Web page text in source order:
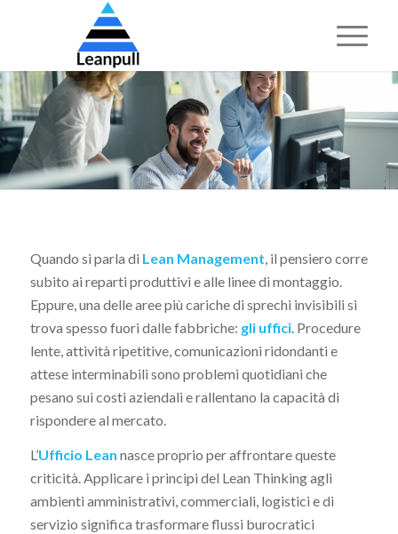
Quando si parla di Lean Management , il pensiero corre
subito ai reparti produttivi e alle linee di montaggio.
Eppure, una delle aree più cariche di sprechi invisibili si
trova spesso fuori dalle fabbriche: gli uffici. Procedure
lente, attività ripetitive, comunicazioni ridondanti e
attese interminabili sono problemi quotidiani che
pesano sui costi aziendali e rallentano la capacità di
rispondere al mercato.
L’Ufficio Lean nasce proprio per affrontare queste
criticità. Applicare i principi del Lean Thinking agli
ambienti amministrativi, commerciali, logistici e di
servizio significa trasformare flussi burocratici